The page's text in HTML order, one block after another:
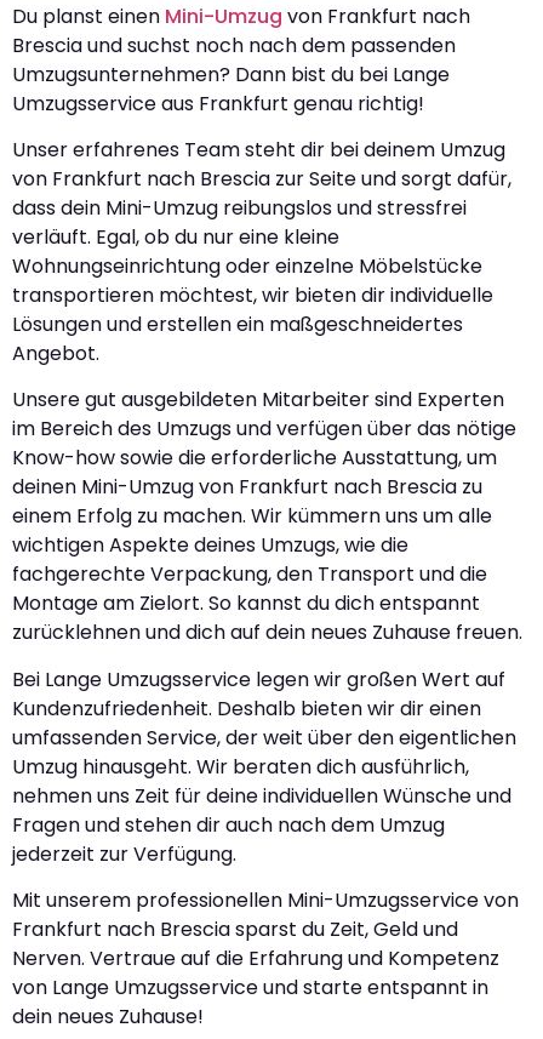
Du planst einen Mini-Umzug von Frankfurt nach
Brescia und suchst noch nach dem passenden
Umzugsunternehmen? Dann bist du bei Lange
Umzugsservice aus Frankfurt genau richtig!
Unser erfahrenes Team steht dir bei deinem Umzug
von Frankfurt nach Brescia zur Seite und sorgt dafür,
dass dein Mini-Umzug reibungslos und stressfrei
verläuft. Egal, ob du nur eine kleine
Wohnungseinrichtung oder einzelne Möbelstücke
transportieren möchtest, wir bieten dir individuelle
Lösungen und erstellen ein maßgeschneidertes
Angebot.
Unsere gut ausgebildeten Mitarbeiter sind Experten
im Bereich des Umzugs und verfügen über das nötige
Know-how sowie die erforderliche Ausstattung, um
deinen Mini-Umzug von Frankfurt nach Brescia zu
einem Erfolg zu machen. Wir kümmern uns um alle
wichtigen Aspekte deines Umzugs, wie die
fachgerechte Verpackung, den Transport und die
Montage am Zielort. So kannst du dich entspannt
zurücklehnen und dich auf dein neues Zuhause freuen.
Bei Lange Umzugsservice legen wir großen Wert auf
Kundenzufriedenheit. Deshalb bieten wir dir einen
umfassenden Service, der weit über den eigentlichen
Umzug hinausgeht. Wir beraten dich ausführlich,
nehmen uns Zeit für deine individuellen Wünsche und
Fragen und stehen dir auch nach dem Umzug
jederzeit zur Verfügung.
Mit unserem professionellen Mini-Umzugsservice von
Frankfurt nach Brescia sparst du Zeit, Geld und
Nerven. Vertraue auf die Erfahrung und Kompetenz
von Lange Umzugsservice und starte entspannt in
dein neues Zuhause!